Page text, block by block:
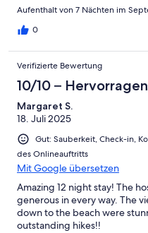
Aufenthalt von 7 Nächten im
0
Verifizierte Bewertung
10/10 –
Margaret S.
18. Juli 2025
Gut: Sauberkeit, Check-in,
des Onlineauftritts
Mit Google übersetzen
Amazing 12 night stay! The
generous in every way. The
down to the beach were
outstanding hikes!!